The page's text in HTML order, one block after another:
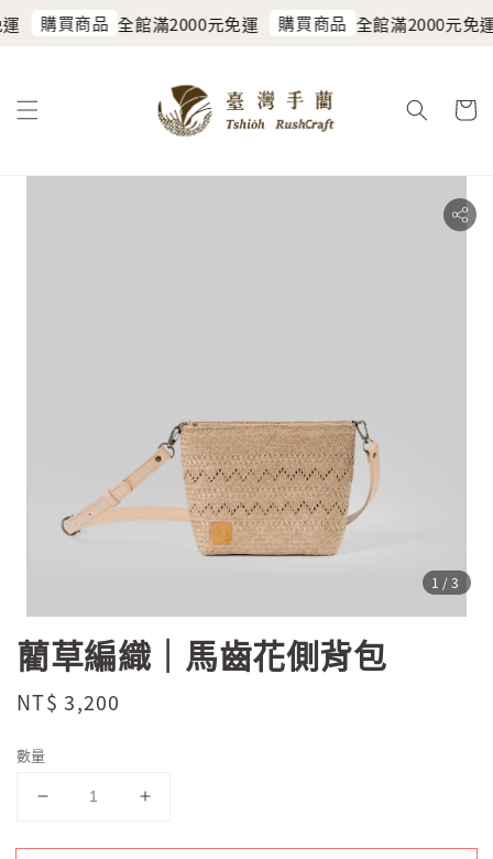
購買商品 全館滿2000元免運 購買商品 全館滿2000元免運
1 /3
藺草編織｜馬齒花側背包
Regular
NT$ 3,200
數量